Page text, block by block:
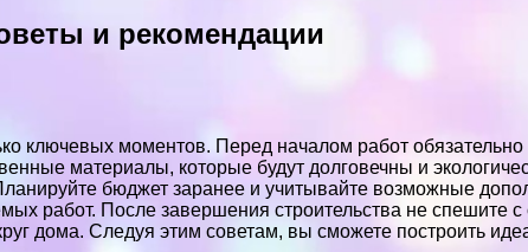
и рекомендации
ключевых моментов. Перед началом работ
материалы, которые будут долговечны и
бюджет заранее и учитывайте возможные
работ. После завершения строительства не спешите
дома. Следуя этим советам, вы сможете построить